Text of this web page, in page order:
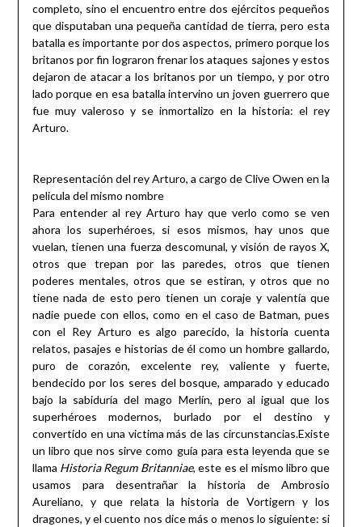
completo, sino el encuentro entre dos ejércitos pequeños
que disputaban una pequeña cantidad de tierra, pero esta
batalla es importante por dos aspectos, primero porque los
britanos por fin lograron frenar los ataques sajones y estos
dejaron de atacar a los britanos por un tiempo, y por otro
lado porque en esa batalla intervino un joven guerrero que
fue muy valeroso y se inmortalizo en la historia: el rey
Arturo.
Representación del rey Arturo, a cargo de Clive Owen en la
pelicula del mismo nombre
Para entender al rey Arturo hay que verlo como se ven
ahora los superhéroes, si esos mismos, hay unos que
vuelan, tienen una fuerza descomunal, y visión de rayos X,
otros que trepan por las paredes, otros que tienen
poderes mentales, otros que se estiran, y otros que no
tiene nada de esto pero tienen un coraje y valentía que
nadie puede con ellos, como en el caso de Batman, pues
con el Rey Arturo es algo parecido, la historia cuenta
relatos, pasajes e historias de él como un hombre gallardo,
puro de corazón, excelente rey, valiente y fuerte,
bendecido por los seres del bosque, amparado y educado
bajo la sabiduría del mago Merlín, pero al igual que los
superhéroes modernos, burlado por el destino y
convertido en una victima más de las circunstancias.Existe
un libro que nos sirve como guía para esta leyenda que se
llama Historia Regum Britanniae, este es el mismo libro que
usamos para desentrañar la historia de Ambrosio
Aureliano, y que relata la historia de Vortigern y los
dragones, y el cuento nos dice más o menos lo siguiente: si